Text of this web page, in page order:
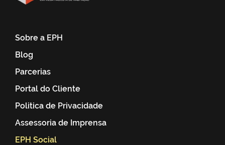
Sobre a EPH
Blog
Parcerias
Portal do Cliente
Politica de Privacidade
Assessoria de Imprensa
EPH Social